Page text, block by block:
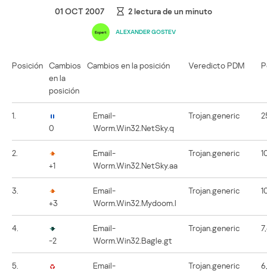
01 OCT 2007 2lectura de un minuto
ALEXANDER GOSTEV
Posición Cambios
en la
posición
Cambios en la posición Veredicto PDM
1.
0
Email-
Worm.Win32.NetSky.q
Trojan.generic
2.
+1
Email-
Worm.Win32.NetSky.aa
Trojan.generic
3.
+3
Email-
Worm.Win32.Mydoom.l
Trojan.generic
4.
-2
Email-
Worm.Win32.Bagle.gt
Trojan.generic
5.
Email-
Trojan.generic